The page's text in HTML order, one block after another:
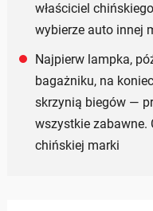
właściciel
wybierze auto innej
Najpierw lampka,
bagażniku, na
skrzynią biegów —
wszystkie zabawne.
chińskiej marki